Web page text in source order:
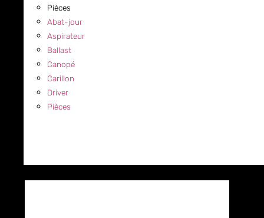
Pièces
Abat-jour
Aspirateur
Ballast
Canopé
Carillon
Driver
Pièces